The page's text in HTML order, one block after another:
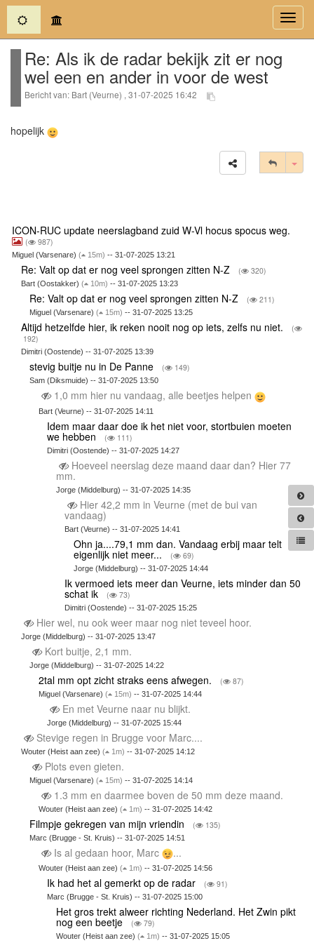
(current)
Re: Als ik de radar bekijk zit er nog
wel een en ander in voor de west
Bericht van: Bart (Veurne) , 31-07-2025 16:42
hopelijk
ICON-RUC update neerslagband zuid W-Vl hocus spocus weg.
( 987)
Miguel (Varsenare) ( 15m) -- 31-07-2025 13:21
Re: Valt op dat er nog veel sprongen zitten N-Z ( 320)
Bart (Oostakker) ( 10m) -- 31-07-2025 13:23
Re: Valt op dat er nog veel sprongen zitten N-Z ( 211)
Miguel (Varsenare)( 15m) -- 31-07-2025 13:25
Altijd hetzelfde hier, ik reken nooit nog op iets, zelfs nu niet.
(
192)
Dimitri (Oostende) -- 31-07-2025 13:39
stevig buitje nu in De Panne ( 149)
Sam (Diksmuide) -- 31-07-2025 13:50
1,0 mm hier nu vandaag, alle beetjes helpen
Bart (Veurne) -- 31-07-2025 14:11
Idem maar daar doe ik het niet voor, stortbuien moeten
we hebben ( 111)
Dimitri (Oostende) -- 31-07-2025 14:27
Hoeveel neerslag deze maand daar dan? Hier 77
mm.
Jorge (Middelburg) -- 31-07-2025 14:35
Hier 42,2 mm in Veurne (met de bui van
vandaag)
Bart (Veurne) -- 31-07-2025 14:41
Ohn ja....79,1 mm dan. Vandaag erbij maar telt
eigenlijk niet meer... ( 69)
Jorge (Middelburg) -- 31-07-2025 14:44
Ik vermoed iets meer dan Veurne, iets minder dan 50
schat ik ( 73)
Dimitri (Oostende) -- 31-07-2025 15:25
Hier wel, nu ook weer maar nog niet teveel hoor.
Jorge (Middelburg) -- 31-07-2025 13:47
Kort buitje, 2,1 mm.
Jorge (Middelburg) -- 31-07-2025 14:22
2tal mm opt zicht straks eens afwegen. ( 87)
Miguel (Varsenare) ( 15m) -- 31-07-2025 14:44
En met Veurne naar nu blijkt.
Jorge (Middelburg) -- 31-07-2025 15:44
Stevige regen in Brugge voor Marc....
Wouter (Heist aan zee) ( 1m) -- 31-07-2025 14:12
Plots even gieten.
Miguel (Varsenare)( 15m) -- 31-07-2025 14:14
1.3 mm en daarmee boven de 50 mm deze maand.
Wouter (Heist aan zee) ( 1m) -- 31-07-2025 14:42
Filmpje gekregen van mijn vriendin ( 135)
Marc (Brugge - St. Kruis) -- 31-07-2025 14:51
Is al gedaan hoor, Marc ...
Wouter (Heist aan zee) ( 1m) -- 31-07-2025 14:56
Ik had het al gemerkt op de radar ( 91)
Marc (Brugge - St. Kruis) -- 31-07-2025 15:00
Het gros trekt alweer richting Nederland. Het Zwin pikt
nog een beetje ( 79)
Wouter (Heist aan zee) ( 1m) -- 31-07-2025 15:05